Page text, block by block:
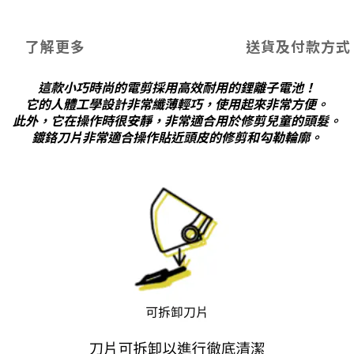
了解更多 送貨及付款方式
這款小巧時尚的電剪採用高效耐用的鋰離子電池！
它的人體工學設計非常纖薄輕巧，使用起來非常方便。
此外，它在操作時很安靜，非常適合用於修剪兒童的頭髮。
鍍鉻刀片非常適合操作貼近頭皮的修剪和勾勒輪廓。